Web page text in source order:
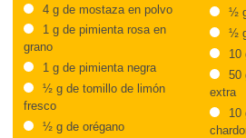
4 g de mostaza en polvo
1 g de pimienta rosa en
grano
1 g de pimienta negra
½ g de tomillo de limón
fresco
½ g de orégano
½
½
10
50
extra
10